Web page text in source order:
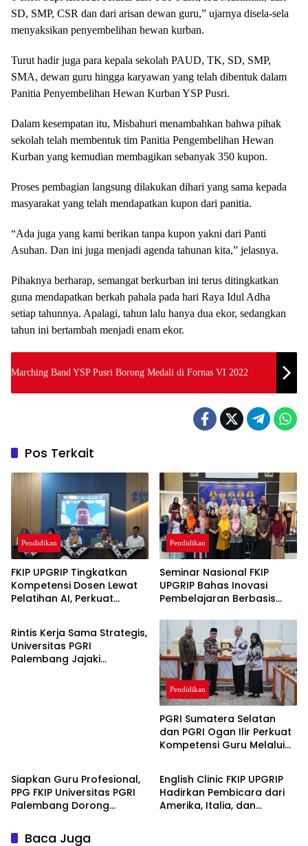
SD, SMP, CSR dan dari arisan dewan guru,” ujarnya disela-sela
menyaksikan penyembelihan hewan kurban.
Turut hadir juga para kepala sekolah PAUD, TK, SD, SMP,
SMA, dewan guru hingga karyawan yang telah dibentuk dalam
Panitia Penyembelihan Hewan Kurban YSP Pusri.
Dalam kesempatan itu, Misbahuri menambahkan bahwa pihak
sekolah telah membentuk tim Panitia Pengembelihan Hewan
Kurban yang kemudian membagikan sebanyak 350 kupon.
Proses pembagian langsung dilakukan dihari yang sama kepada
masyarakat yang telah mendapatkan kupon dari panitia.
“Ada juga yang kami berikan tanpa kupon yakni dari Panti
Asuhan. Dan ini juga menjadi agenda tahunan kita,” jelasnya.
Pihaknya berharap, semangat berkurban ini terus ditingkatkan
guna mendapatkan berkah pahala pada hari Raya Idul Adha
setiap tahunnya. Apalagi, tahun lalu hanya dua ekor, sedangkan
tahun ini bertambah menjadi enam ekor.
Marching Band YSP Pusri Borong Medali di Fornas VI 2022
Pos Terkait
Pendidikan
FKIP UPGRIP Tingkatkan
Kompetensi Dosen Lewat
Pelatihan AI, Perkuat
Pendidikan
Seminar Nasional FKIP
UPGRIP Bahas Inovasi
Pembelajaran Berbasis
Lokal, Hadirkan Pakar
Nasional
Pendidikan
Rintis Kerja Sama Strategis,
Universitas PGRI
Palembang Jajaki
Pendidikan
PGRI Sumatera Selatan
dan PGRI Ogan Ilir Perkuat
Kompetensi Guru Melalui
Siapkan Guru Profesional,
PPG FKIP Universitas PGRI
Palembang Dorong
Ilmiah
Pendidikan
English Clinic FKIP UPGRIP
Hadirkan Pembicara dari
Amerika, Italia, dan
Baca Juga